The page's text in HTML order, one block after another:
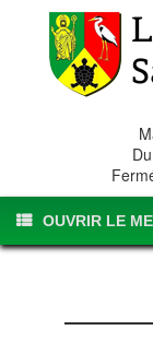
OUVRIR LE